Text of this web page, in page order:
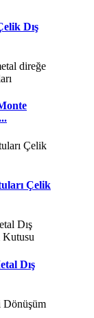
Dış
Çelik
Dış